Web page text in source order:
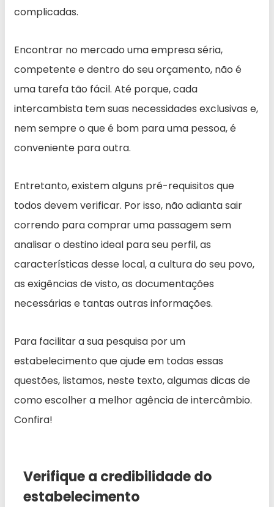
complicadas.
Encontrar no mercado uma empresa séria,
competente e dentro do seu orçamento, não é
uma tarefa tão fácil. Até porque, cada
intercambista tem suas necessidades exclusivas e,
nem sempre o que é bom para uma pessoa, é
conveniente para outra.
Entretanto, existem alguns pré-requisitos que
todos devem verificar. Por isso, não adianta sair
correndo para comprar uma passagem sem
analisar o destino ideal para seu perfil, as
características desse local, a cultura do seu povo,
as exigências de visto, as documentações
necessárias e tantas outras informações.
Para facilitar a sua pesquisa por um
estabelecimento que ajude em todas essas
questões, listamos, neste texto, algumas dicas de
como escolher a melhor agência de intercâmbio.
Confira!
Verifique a credibilidade do
estabelecimento